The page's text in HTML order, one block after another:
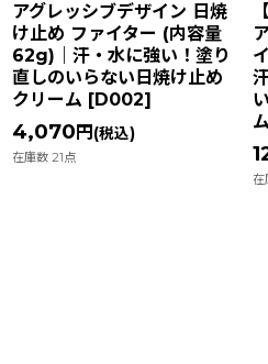
アグレッシブデザイン 日焼
け止め ファイター (内容量
62g)｜汗・水に強い！塗り
直しのいらない日焼け止め
クリーム [D002]
4,070 円 (税込)
在庫数 21点
在